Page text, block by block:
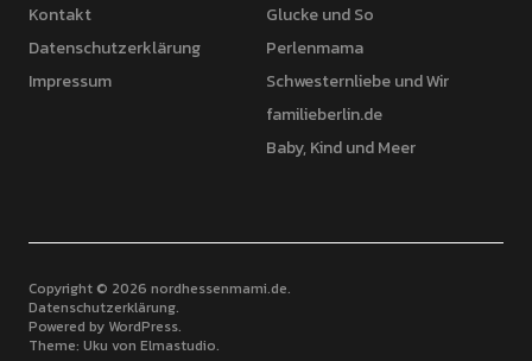
Kontakt
Datenschutzerklärung
Impressum
Glucke und So
Perlenmama
Schwesternliebe und Wir
familieberlin.de
Baby, Kind und Meer
Copyright © 2026 nordhessenmami.de
Datenschutzerklärung
Powered by WordPress
Theme: Uku von Elmastudio